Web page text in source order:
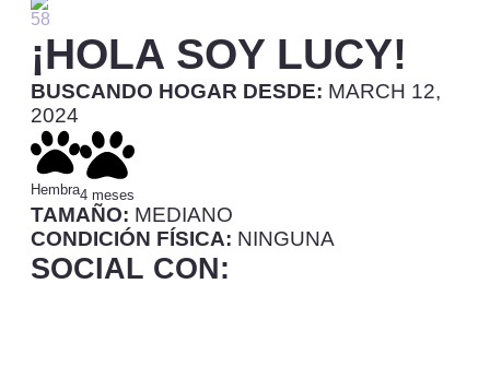
¡HOLA SOY LUCY!
BUSCANDO HOGAR DESDE: MARCH 12,
2024
Hembra4 meses
TAMAÑO: MEDIANO
CONDICIÓN FÍSICA: NINGUNA
SOCIAL CON: